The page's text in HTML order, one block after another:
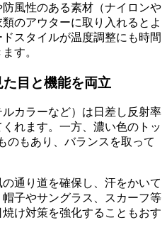
風性のある素材（ナイロンや
のアウターに取り入れるとよ
スタイルが温度調整にも時間
す。
目と機能を両立
カラーなど）は日差し反射率
れます。一方、濃い色のトッ
のもあり、バランスを取って
通り道を確保し、汗をかいて
子やサングラス、スカーフ等
け対策を強化することもおす